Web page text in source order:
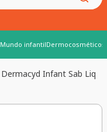
Mundo infantilDermocosméticos
Dermacyd Infant Sab Liq